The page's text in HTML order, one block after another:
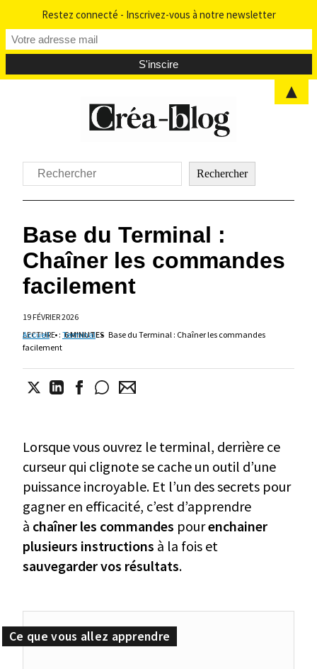
Rechercher Rechercher
Base du Terminal :
Chaîner les commandes
facilement
19 FÉVRIER 2026
LECTURE : 6 MINUTES
Accueil • Terminal • Base du Terminal : Chaîner les commandes
facilement
Lorsque vous ouvrez le terminal, derrière ce
curseur qui clignote se cache un outil d’une
puissance incroyable. Et l’un des secrets pour
gagner en efficacité, c’est d’apprendre
à chaîner les commandes pourenchainer
plusieurs instructions à la fois et
sauvegarder vos résultats.
Restez connecté - Inscrivez-vous à notre newsletter
▲